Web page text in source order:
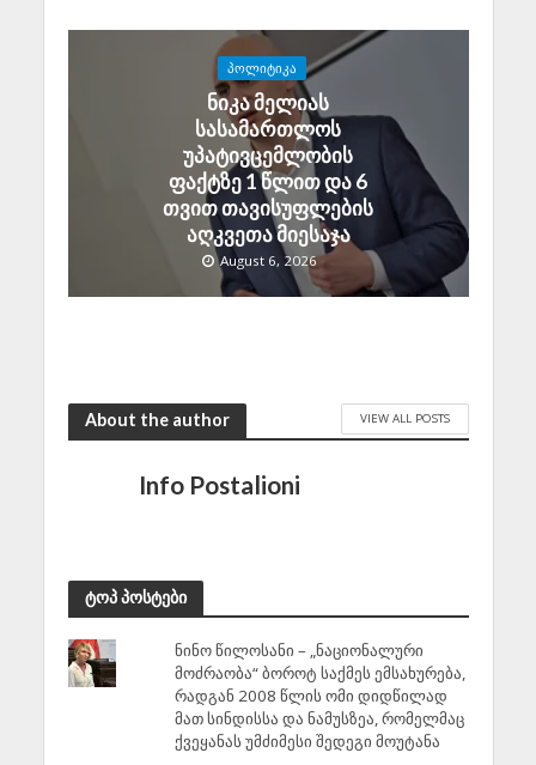
ᲞᲝᲚᲘᲢᲘᲙᲐ
ნიკა მელიას
სასამართლოს
უპატივცემლობის
ფაქტზე 1 წლით და 6
თვით თავისუფლების
აღკვეთა მიესაჯა
August 6, 2026
About the author VIEW ALL POSTS
Info Postalioni
ტოპ პოსტები
ნინო წილოსანი – „ნაციონალური
მოძრაობა“ ბოროტ საქმეს ემსახურება,
რადგან 2008 წლის ომი დიდწილად
მათ სინდისსა და ნამუსზეა, რომელმაც
ქვეყანას უმძიმესი შედეგი მოუტანა